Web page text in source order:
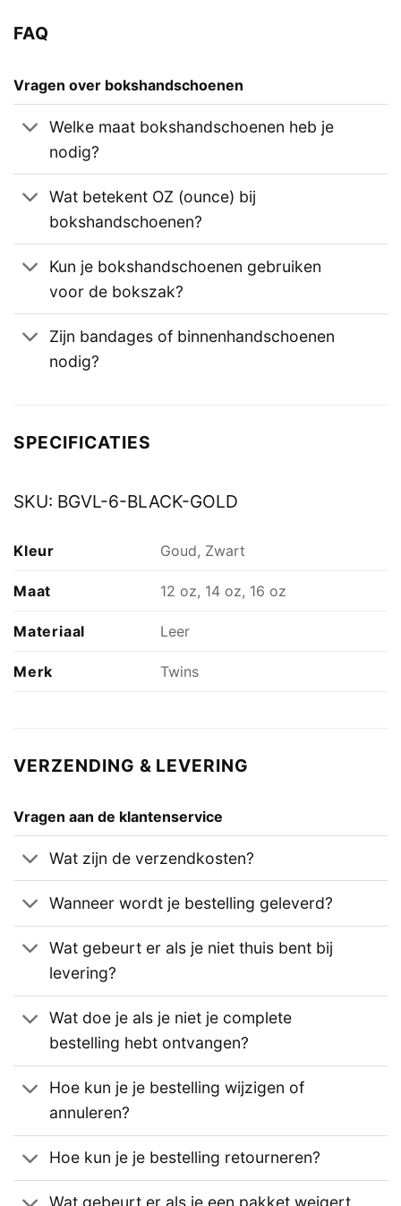
FAQ
Vragen over bokshandschoenen
Welke maat bokshandschoenen heb je
nodig?
Wat betekent OZ (ounce) bij
bokshandschoenen?
Kun je bokshandschoenen gebruiken
voor de bokszak?
Zijn bandages of binnenhandschoenen
nodig?
SPECIFICATIES
SKU: BGVL-6-BLACK-GOLD
Kleur Goud, Zwart
Maat 12 oz, 14 oz, 16 oz
Materiaal Leer
Merk Twins
VERZENDING & LEVERING
Vragen aan de klantenservice
Wat zijn de verzendkosten?
Wanneer wordt je bestelling geleverd?
Wat gebeurt er als je niet thuis bent bij
levering?
Wat doe je als je niet je complete
bestelling hebt ontvangen?
Hoe kun je je bestelling wijzigen of
annuleren?
Hoe kun je je bestelling retourneren?